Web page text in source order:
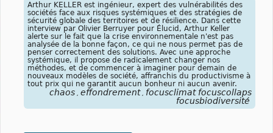
Arthur KELLER est ingénieur, expert des vulnérabilités des
sociétés face aux risques systémiques et des stratégies de
sécurité globale des territoires et de résilience. Dans cette
interview par Olivier Berruyer pour Élucid, Arthur Keller
alerte sur le fait que la crise environnementale n'est pas
analysée de la bonne façon, ce qui ne nous permet pas de
penser correctement des solutions. Avec une approche
systémique, il propose de radicalement changer nos
méthodes, et de commencer à imaginer pour demain de
nouveaux modèles de société, affranchis du productivisme à
tout prix qui ne garantit aucun bonheur ni aucun avenir.
chaos effondrement
focusclimat focuscollaps
focusbiodiversité